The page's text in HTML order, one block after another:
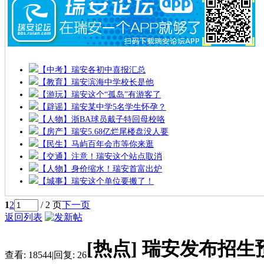
【中考】瑞安各初中喜报汇总
【教育】瑞安滨海中学校长是他
【游玩】瑞安这个“孤岛”有游客了
【辟谣】瑞安某中学5名学生怀孕？
【人物】浙BA球员戴子特回母校咯
【房产】瑞安5.68亿烂尾楼盘没人要
【民生】马屿百年会市等你来逛
【交通】注意！瑞安这个站点取消
【人物】身价缩水！瑞安首富出炉
【城事】瑞安这个单位要搬了！
12 / 2 页下一页
返回列表
查看: 18544|回复: 26[热点]瑞安发布招生